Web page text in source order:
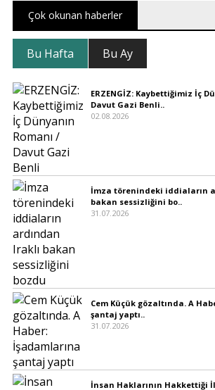
Çok okunan haberler
Bu Hafta Bu Ay
ERZENGİZ: Kaybettiğimiz İç
Davut Gazi Benli..
02.08.2026
İmza törenindeki iddiaların
bakan sessizliğini bo..
31.07.2026
Cem Küçük gözaltında. A
şantaj yaptı..
31.07.2026
İnsan Haklarının Hakkettiği